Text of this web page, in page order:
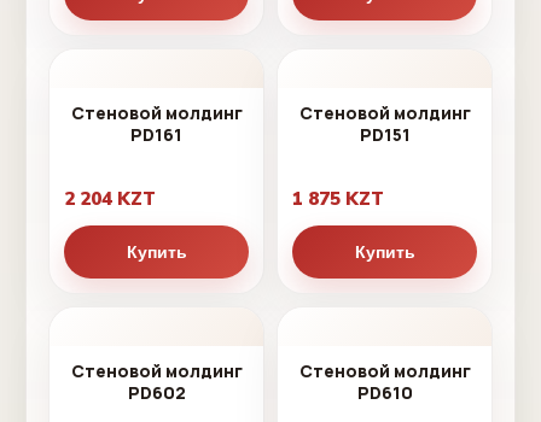
Стеновой молдинг
PD161
2 204 KZT
Купить
Стеновой молдинг
PD151
1 875 KZT
Купить
Стеновой молдинг
PD602
Стеновой молдинг
PD610